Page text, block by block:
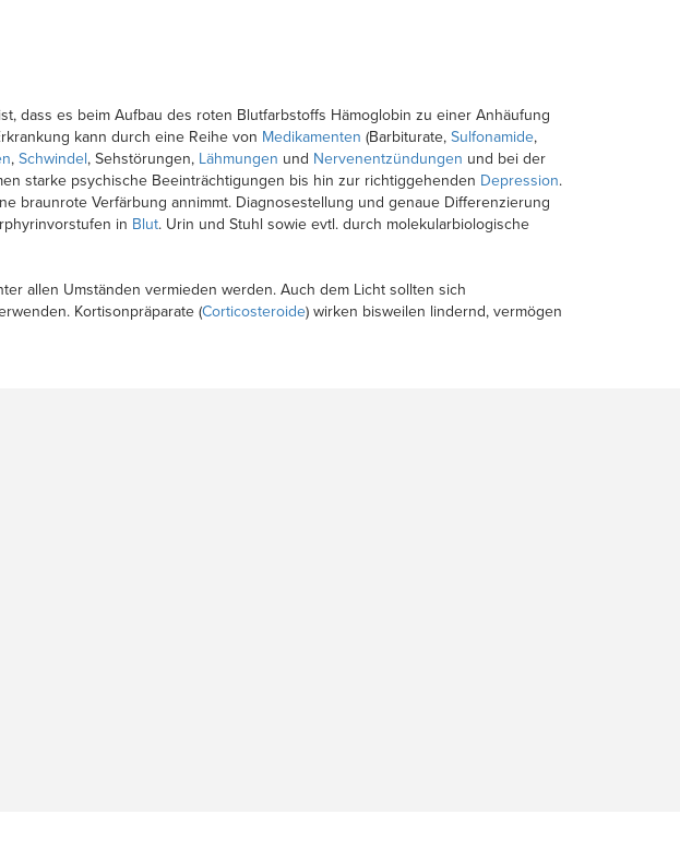
dass es beim Aufbau des roten Blutfarbstoffs Hämoglobin zu einer Anhäufung
kann durch eine Reihe von Medikamenten (Barbiturate, Sulfonamide,
, Schwindel, Sehstörungen, Lähmungen und Nervenentzündungen und bei der
starke psychische Beeinträchtigungen bis hin zur richtiggehenden Depression.
braunrote Verfärbung annimmt. Diagnosestellung und genaue Differenzierung
in Blut. Urin und Stuhl sowie evtl. durch molekularbiologische
allen Umständen vermieden werden. Auch dem Licht sollten sich
Kortisonpräparate (Corticosteroide) wirken bisweilen lindernd, vermögen